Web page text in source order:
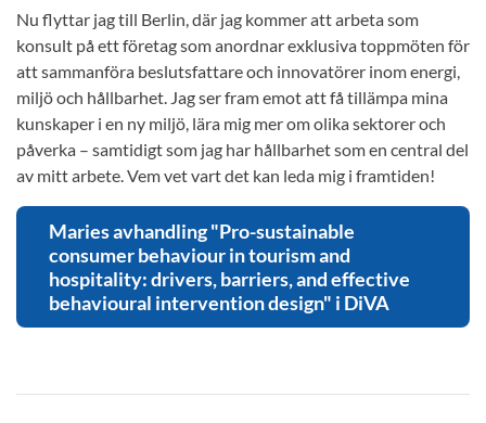
Nu flyttar jag till Berlin, där jag kommer att arbeta som
konsult på ett företag som anordnar exklusiva toppmöten för
att sammanföra beslutsfattare och innovatörer inom energi,
miljö och hållbarhet. Jag ser fram emot att få tillämpa mina
kunskaper i en ny miljö, lära mig mer om olika sektorer och
påverka – samtidigt som jag har hållbarhet som en central del
av mitt arbete. Vem vet vart det kan leda mig i framtiden!
Maries avhandling "Pro-sustainable
consumer behaviour in tourism and
hospitality: drivers, barriers, and effective
behavioural intervention design" i DiVA